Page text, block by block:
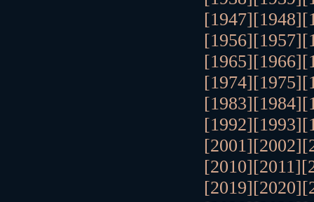
[1947][1948]
[1956][1957]
[1965][1966]
[1974][1975]
[1983][1984]
[1992][1993]
[2001][2002]
[2010][2011]
[2019][2020]